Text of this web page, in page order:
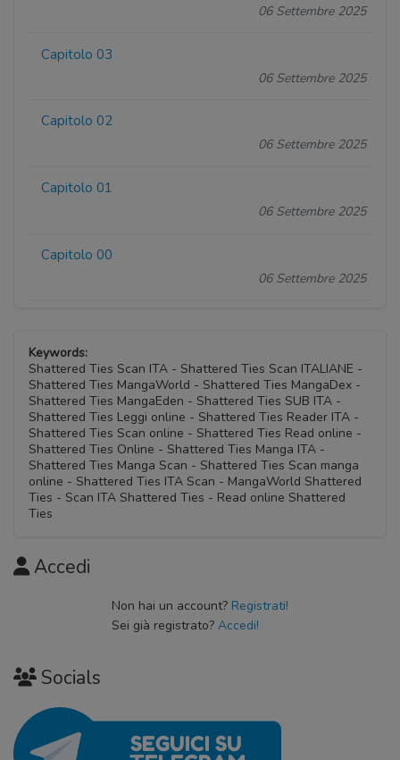
06 Settembre 2025
Capitolo 03
06 Settembre 2025
Capitolo 02
06 Settembre 2025
Capitolo 01
06 Settembre 2025
Capitolo 00
06 Settembre 2025
Keywords:
Shattered Ties Scan ITA - Shattered Ties Scan ITALIANE -
Shattered Ties MangaWorld - Shattered Ties MangaDex -
Shattered Ties MangaEden - Shattered Ties SUB ITA -
Shattered Ties Leggi online - Shattered Ties Reader ITA -
Shattered Ties Scan online - Shattered Ties Read online -
Shattered Ties Online - Shattered Ties Manga ITA -
Shattered Ties Manga Scan - Shattered Ties Scan manga
online - Shattered Ties ITA Scan - MangaWorld Shattered
Ties - Scan ITA Shattered Ties - Read online Shattered
Ties
Accedi
Non hai un account? Registrati!
Sei già registrato? Accedi!
Socials